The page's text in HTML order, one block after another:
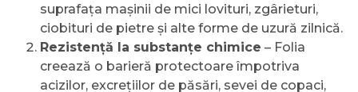
suprafața mașinii de mici lovituri, zgârieturi,
ciobituri de pietre și alte forme de uzură zilnică.
Rezistență la substanțe chimice – Folia
creează o barieră protectoare împotriva
acizilor, excrețiilor de păsări, sevei de copaci,